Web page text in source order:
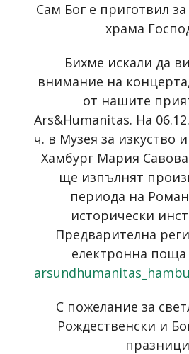
Сам Бог е приготвил
храма
Бихме искали да
внимание на
от нашите
Ars&Humanitas. На
ч. в Музея за изкуство
Хамбург Мария
ще изпълнят
периода на
исторически
Предварителна
електронна поща
С пожелание за
Рождественски и